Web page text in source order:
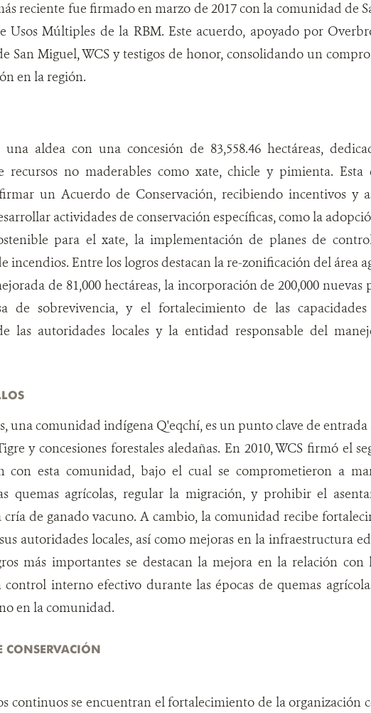
reciente fue firmado en marzo de 2017 con la comunidad de
Usos Múltiples de la RBM. Este acuerdo, apoyado por
San Miguel, WCS y testigos de honor, consolidando un
en la región.
una aldea con una concesión de 83,558.46 hectáreas,
recursos no maderables como xate, chicle y pimienta.
un Acuerdo de Conservación, recibiendo incentivos y
actividades de conservación específicas, como la
para el xate, la implementación de planes de
incendios. Entre los logros destacan la re-zonificación del área
de 81,000 hectáreas, la incorporación de 200,000 nuevas
de sobrevivencia, y el fortalecimiento de las
las autoridades locales y la entidad responsable del
una comunidad indígena Q'eqchí, es un punto clave de
y concesiones forestales aledañas. En 2010, WCS firmó el
con esta comunidad, bajo el cual se comprometieron a
quemas agrícolas, regular la migración, y prohibir el
cría de ganado vacuno. A cambio, la comunidad recibe
autoridades locales, así como mejoras en la infraestructura
más importantes se destacan la mejora en la relación con
interno efectivo durante las épocas de quemas
en la comunidad.
CONSERVACIÓN
continuos se encuentran el fortalecimiento de la organización